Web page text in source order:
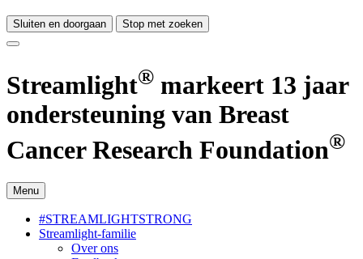
Sluiten en doorgaan Stop met zoeken
Streamlight® markeert 13 jaar
ondersteuning van Breast
Cancer Research Foundation®
Menu
#STREAMLIGHTSTRONG
Streamlight-familie
Over ons